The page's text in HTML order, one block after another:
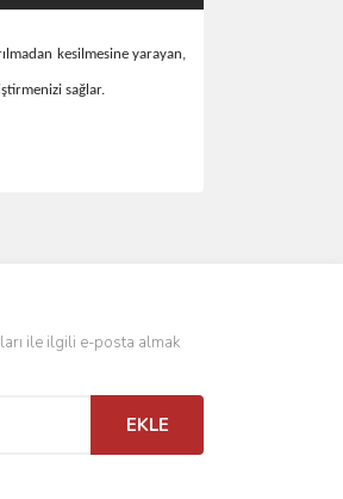
kesilmesine yarayan,
sağlar.
ile ilgili e-posta almak
EKLE